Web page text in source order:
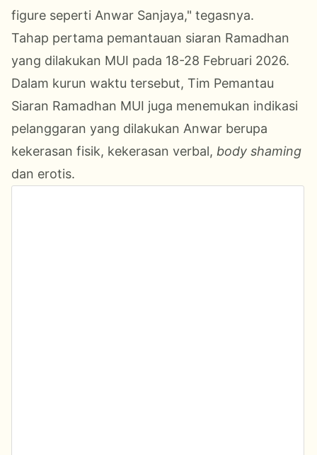
figure seperti Anwar Sanjaya," tegasnya.
Tahap pertama pemantauan siaran Ramadhan
yang dilakukan MUI pada 18-28 Februari 2026.
Dalam kurun waktu tersebut, Tim Pemantau
Siaran Ramadhan MUI juga menemukan indikasi
pelanggaran yang dilakukan Anwar berupa
kekerasan fisik, kekerasan verbal, body shaming
dan erotis.